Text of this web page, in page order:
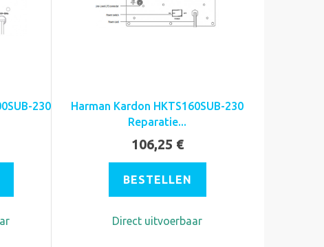
230
Harman Kardon HKTS160SUB-230
Reparatie...
106,25 €
BESTELLEN
Direct uitvoerbaar